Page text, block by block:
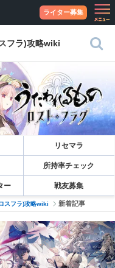
ライター募集
フラ)攻略wiki
リセマラ
所持率チェック
ー 戦友募集
スフラ)攻略wiki 新着記事